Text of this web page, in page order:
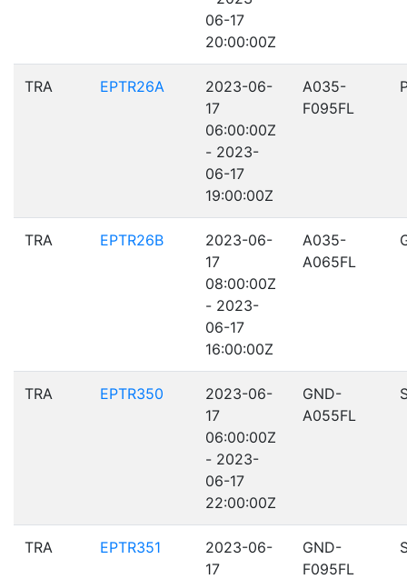
06-17
20:00:00Z
TRA EPTR26A
2023-06-
17
06:00:00Z
- 2023-
06-17
19:00:00Z
A035-
F095FL
TRA EPTR26B
2023-06-
17
08:00:00Z
- 2023-
06-17
16:00:00Z
A035-
A065FL
TRA EPTR350
2023-06-
17
06:00:00Z
- 2023-
06-17
22:00:00Z
GND-
A055FL
TRA EPTR351
2023-06-
17
GND-
F095FL